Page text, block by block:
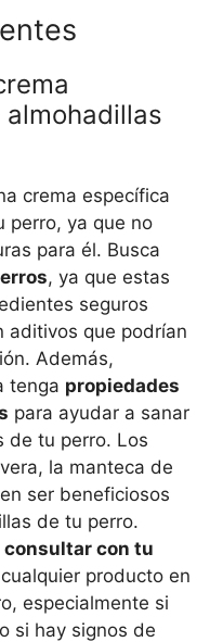
crema específica
perro, ya que no
para él. Busca
, ya que estas
seguros
aditivos que podrían
Además,
tenga propiedades
para ayudar a sanar
de tu perro. Los
la manteca de
ser beneficiosos
de tu perro.
consultar con tu
producto en
especialmente si
si hay signos de